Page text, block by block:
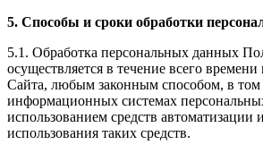
5. Способы и сроки обработки
5.1. Обработка персональных данных
осуществляется в течение всего времени
Сайта, любым законным способом, в том
информационных системах
использованием средств автоматизации
использования таких средств.